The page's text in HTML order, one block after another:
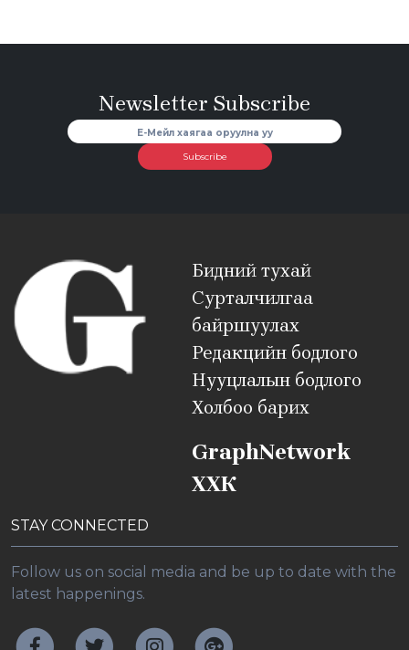
Newsletter Subscribe
Subscribe
Бидний тухай
Сурталчилгаа
байршуулах
Редакцийн бодлого
Нууцлалын бодлого
Холбоо барих
GraphNetwork
ХХК
STAY CONNECTED
Follow us on social media and be up to date with the
latest happenings.